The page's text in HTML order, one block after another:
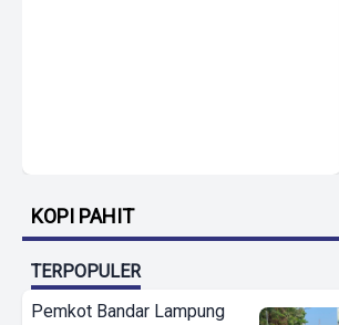
KOPI PAHIT
TERPOPULER
Pemkot Bandar Lampung